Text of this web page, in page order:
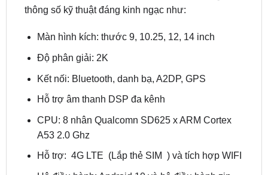
Màn hình kích: thước 9, 10.25, 12, 14 inch
A53 2.0 Ghz
Hỗ trợ: 4G LTE (Lắp thẻ SIM ) và tích hợp WIFI